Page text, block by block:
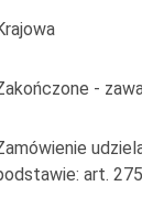
Krajowa
-
art.